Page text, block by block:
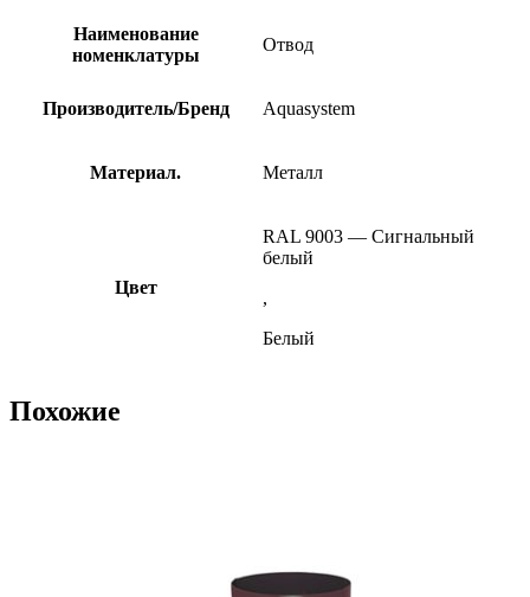
Наименование
номенклатуры
Отвод
Производитель/Бренд Aquasystem
Материал. Металл
Цвет
RAL 9003 — Сигнальный
белый
,
Белый
Похожие